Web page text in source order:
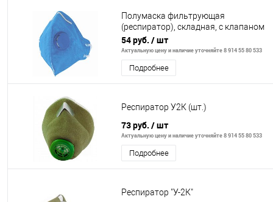
Полумаска фильтрующая
(респиратор), складная, с клапаном
выдоха, FFP1// СИБРТЕХ/Россия
54 руб. / шт
Актуальную цену и наличие уточняйте 8 914 55 80 533
Подробнее
Респиратор У2К (шт.)
73 руб. / шт
Актуальную цену и наличие уточняйте 8 914 55 80 533
Подробнее
Респиратор "У-2К"